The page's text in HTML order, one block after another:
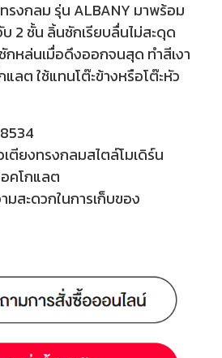
รงกลม รุ่น ALBANY มาพร้อม
2 ชั้น ลิ้นชักเรียบลื่นไม่สะดุด
หล่นเมื่อดึงออกจนสุด ทำสีเงา
ลต ใช้แทนโต๊ะข้างหรือโต๊ะหัว
เตียงทรงกลมสไตล์โมเดิร์น
คโกแลต
มสะดวกในการเก็บของ